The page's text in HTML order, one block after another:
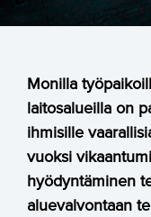
Monilla
laitosalueilla on
ihmisille
vuoksi
hyödyntäminen
aluevalvontaan